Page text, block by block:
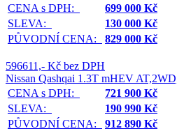
CENA s DPH:
699 000 Kč
SLEVA:
130 000 Kč
PŮVODNÍ CENA:
829 000 Kč
596611,- Kč bez DPH
Nissan Qashqai 1.3T mHEV
CENA s DPH:
721 900 Kč
SLEVA:
190 990 Kč
PŮVODNÍ CENA:
912 890 Kč